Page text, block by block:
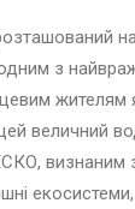
з
жителям
величний
визнаним